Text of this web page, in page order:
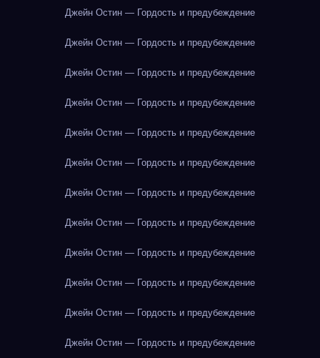
Джейн Остин — Гордость и предубеждение
Джейн Остин — Гордость и предубеждение
Джейн Остин — Гордость и предубеждение
Джейн Остин — Гордость и предубеждение
Джейн Остин — Гордость и предубеждение
Джейн Остин — Гордость и предубеждение
Джейн Остин — Гордость и предубеждение
Джейн Остин — Гордость и предубеждение
Джейн Остин — Гордость и предубеждение
Джейн Остин — Гордость и предубеждение
Джейн Остин — Гордость и предубеждение
Джейн Остин — Гордость и предубеждение